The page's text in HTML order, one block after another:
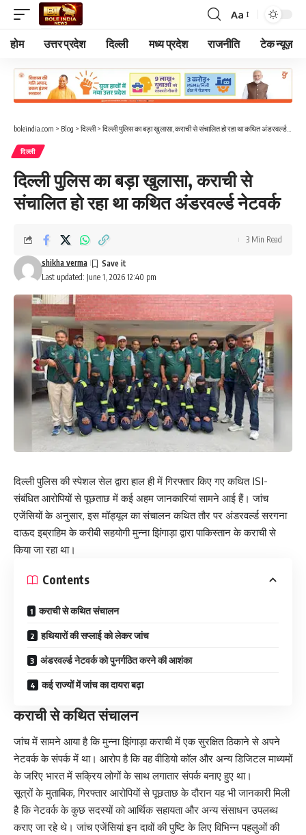
Font
Resizer
Aa
होम उत्तर प्रदेश दिल्ली मध्य प्रदेश राजनीति टेक न्यूज़
boleindia.com > Blog > दिल्ली> दिल्ली पुलिस का बड़ा खुलासा, कराची से संचालित हो रहा था कथित अंडरवर्ल्ड नेटवर्क
दिल्ली
दिल्ली पुलिस का बड़ा खुलासा, कराची से
संचालित हो रहा था कथित अंडरवर्ल्ड नेटवर्क
Last updated: June 1, 2026 12:40 pm
shikha verma
3 Min Read
दिल्ली पुलिस की स्पेशल सेल द्वारा हाल ही में गिरफ्तार किए गए कथित ISI-
संबंधित आरोपियों से पूछताछ में कई अहम जानकारियां सामने आई हैं। जांच
एजेंसियों के अनुसार, इस मॉड्यूल का संचालन कथित तौर पर अंडरवर्ल्ड सरगना
दाऊद इब्राहिम के करीबी सहयोगी मुन्ना झिंगाड़ा द्वारा पाकिस्तान के कराची से
किया जा रहा था।
Contents
कराची से कथित संचालन
हथियारों की सप्लाई को लेकर जांच
अंडरवर्ल्ड नेटवर्क को पुनर्गठित करने की आशंका
कई राज्यों में जांच का दायरा बढ़ा
कराची से कथित संचालन
जांच में सामने आया है कि मुन्ना झिंगाड़ा कराची में एक सुरक्षित ठिकाने से अपने
नेटवर्क के संपर्क में था। आरोप है कि वह वीडियो कॉल और अन्य डिजिटल माध्यमों
के जरिए भारत में सक्रिय लोगों के साथ लगातार संपर्क बनाए हुए था।
सूत्रों के मुताबिक, गिरफ्तार आरोपियों से पूछताछ के दौरान यह भी जानकारी मिली
है कि नेटवर्क के कुछ सदस्यों को आर्थिक सहायता और अन्य संसाधन उपलब्ध
कराए जा रहे थे। जांच एजेंसियां इन दावों की पुष्टि के लिए विभिन्न पहलुओं की